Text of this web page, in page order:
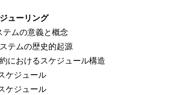
ューリング
ムの意義と概念
テムの歴史的起源
におけるスケジュール構造
ジュール
ジュール